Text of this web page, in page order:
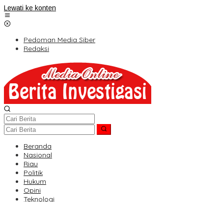
Lewati ke konten
Pedoman Media Siber
Redaksi
Beranda
Nasional
Riau
Politik
Hukum
Opini
Teknologi